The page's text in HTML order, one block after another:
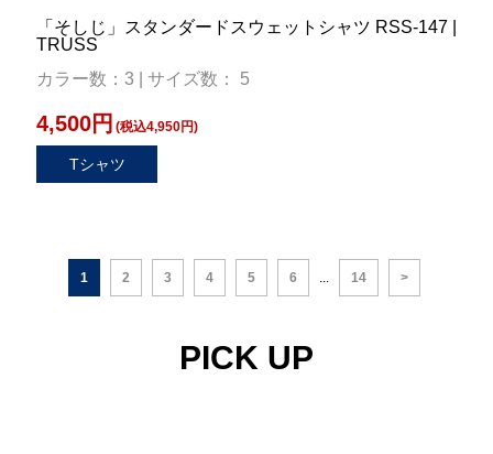
「そしじ」スタンダードスウェットシャツ RSS-147 |
TRUSS
カラー数：3 | サイズ数： 5
4,500円 (税込4,950円)
Tシャツ
1 2 3 4 5 6 ... 14 >
PICK UP